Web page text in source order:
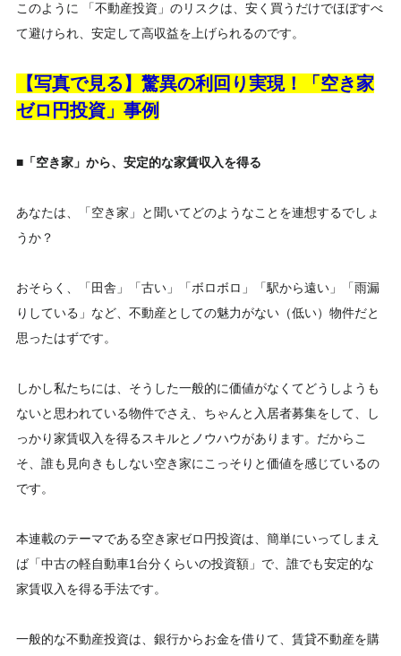
このように 「不動産投資」のリスクは、安く買うだけでほぼすべ
て避けられ、安定して高収益を上げられるのです。
【写真で見る】驚異の利回り実現！「空き家
ゼロ円投資」事例
■「空き家」から、安定的な家賃収入を得る
あなたは、「空き家」と聞いてどのようなことを連想するでしょ
うか？
おそらく、「田舎」「古い」「ボロボロ」「駅から遠い」「雨漏
りしている」など、不動産としての魅力がない（低い）物件だと
思ったはずです。
しかし私たちには、そうした一般的に価値がなくてどうしようも
ないと思われている物件でさえ、ちゃんと入居者募集をして、し
っかり家賃収入を得るスキルとノウハウがあります。だからこ
そ、誰も見向きもしない空き家にこっそりと価値を感じているの
です。
本連載のテーマである空き家ゼロ円投資は、簡単にいってしまえ
ば「中古の軽自動車1台分くらいの投資額」で、誰でも安定的な
家賃収入を得る手法です。
一般的な不動産投資は、銀行からお金を借りて、賃貸不動産を購